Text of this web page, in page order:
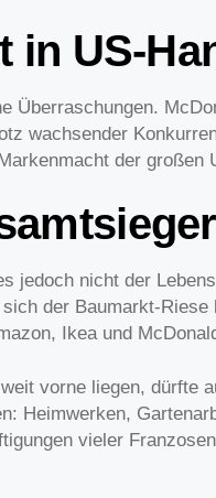
in US-
Überraschungen.
wachsender
der großen
jedoch nicht der
der Baumarkt-Riese
Ikea und
vorne liegen, dürfte
Heimwerken,
vieler